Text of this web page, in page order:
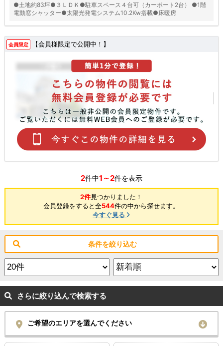
●土地約83坪●３ＬＤＫ●駐車スペース４台可（カーポート2台） ●1階
電動窓シャッター●太陽光発電システム10.2Kw搭載●床暖房
会員限定 【会員様限定で公開中！】
2件中1～2件を表示
2件見つかりました！
会員登録をすると全544件の中から探せます。
今すぐ見る
条件を絞り込む
さらに絞り込んで検索する
ご希望のエリアを選んでください